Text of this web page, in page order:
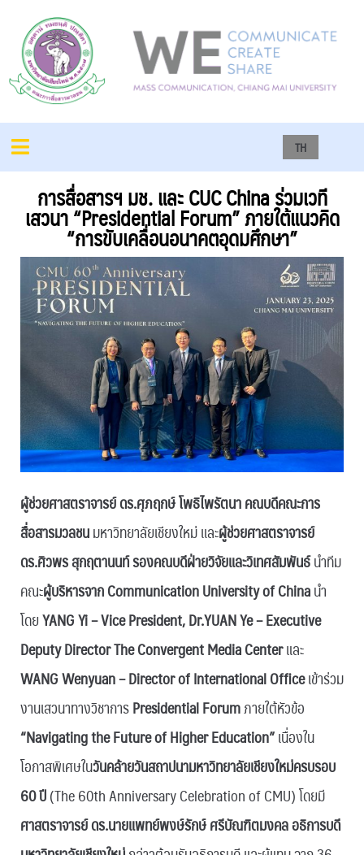
TH
การสื่อสารฯ มช. และ CUC China ร่วมเวที
เสวนา “Presidential Forum” ภายใต้แนวคิด
“การขับเคลื่อนอนาคตอุดมศึกษา”
ผู้ช่วยศาสตราจารย์ ดร.ศุภฤกษ์ โพธิไพรัตนา คณบดีคณะการ
สื่อสารมวลชนมหาวิทยาลัยเชียงใหม่ และผู้ช่วยศาสตราจารย์
ดร.ศิวพร สุกฤตานนท์ รองคณบดีฝ่ายวิจัยและวิเทศสัมพันธ์นำทีม
คณะผู้บริหารจาก Communication University of Chinaนำ
โดยYANG Yi – Vice President, Dr.YUAN Ye – Executive
Deputy Director The Convergent Media Centerและ
WANG Wenyuan – Director of International Officeเข้าร่วม
งานเสวนาทางวิชาการPresidential Forumภายใต้หัวข้อ
“Navigating the Future of Higher Education”เนื่องใน
โอกาสพิเศษในวันคล้ายวันสถาปนามหาวิทยาลัยเชียงใหม่ครบรอบ
60 ปี(The 60th Anniversary Celebration of CMU) โดยมี
ศาสตราจารย์ ดร.นายแพทย์พงษ์รักษ์ ศรีบัณฑิตมงคล อธิการบดี